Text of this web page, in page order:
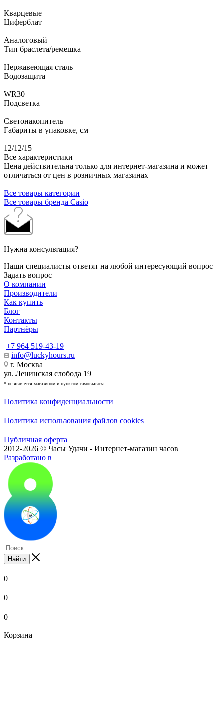
—
Кварцевые
Циферблат
—
Аналоговый
Тип браслета/ремешка
—
Нержавеющая сталь
Водозащита
—
WR30
Подсветка
—
Светонакопитель
Габариты в упаковке, см
—
12/12/15
Все характеристики
Цена действительна только для интернет-магазина и может
отличаться от цен в розничных магазинах
Все товары категории
Все товары бренда Casio
Нужна консультация?
Наши специалисты ответят на любой интересующий вопрос
Задать вопрос
О компании
Производители
Как купить
Блог
Контакты
Партнёры
+7 964 519-43-19
info@luckyhours.ru
г. Москва
ул. Ленинская слобода 19
* не является магазином и пунктом самовывоза
Политика конфиденциальности
Политика использования файлов cookies
Публичная оферта
2012-2026 © Часы Удачи - Интернет-магазин часов
Разработано в
Найти
0
0
0
Корзина